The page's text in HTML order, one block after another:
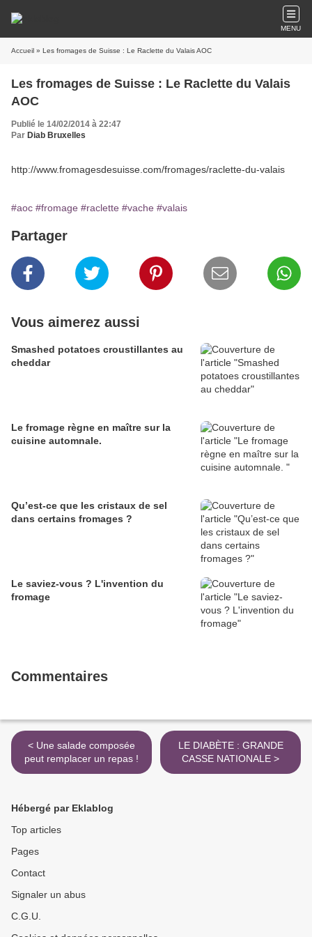
MENU
Accueil » Les fromages de Suisse : Le Raclette du Valais AOC
Les fromages de Suisse : Le Raclette du Valais
AOC
Publié le 14/02/2014 à 22:47
Par Diab Bruxelles
http://www.fromagesdesuisse.com/fromages/raclette-du-valais
#aoc #fromage #raclette #vache #valais
Partager
Vous aimerez aussi
Smashed potatoes croustillantes au
cheddar
Le fromage règne en maître sur la
cuisine automnale.
Qu’est-ce que les cristaux de sel
dans certains fromages ?
Le saviez-vous ? L'invention du
fromage
Commentaires
< Une salade composée
peut remplacer un repas !
LE DIABÈTE : GRANDE
CASSE NATIONALE >
Hébergé par Eklablog
Top articles
Pages
Contact
Signaler un abus
C.G.U.